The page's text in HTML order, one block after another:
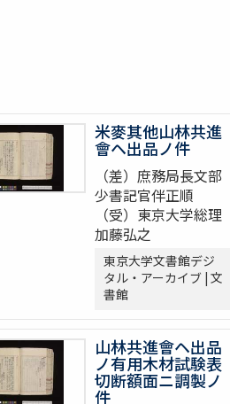
米麥其他山林共進
會ヘ出品ノ件
（差）庶務局長文部
少書記官伴正順
（受）東京大学総理
加藤弘之
東京大学文書館デジ
タル・アーカイブ | 文
書館
山林共進會ヘ出品
ノ有用木材試験表
切断額面ニ調製ノ
件